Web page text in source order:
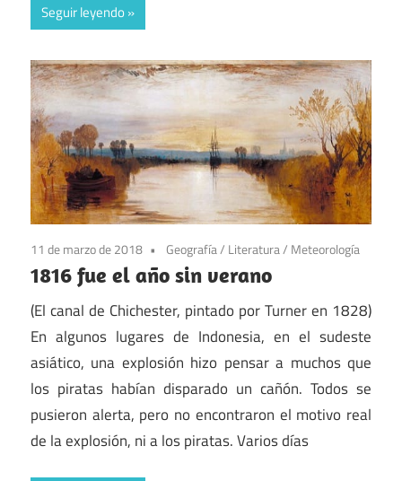
Seguir leyendo
11 de marzo de 2018 Geografía/ Literatura/ Meteorología
1816 fue el año sin verano
(El canal de Chichester, pintado por Turner en 1828)
En algunos lugares de Indonesia, en el sudeste
asiático, una explosión hizo pensar a muchos que
los piratas habían disparado un cañón. Todos se
pusieron alerta, pero no encontraron el motivo real
de la explosión, ni a los piratas. Varios días